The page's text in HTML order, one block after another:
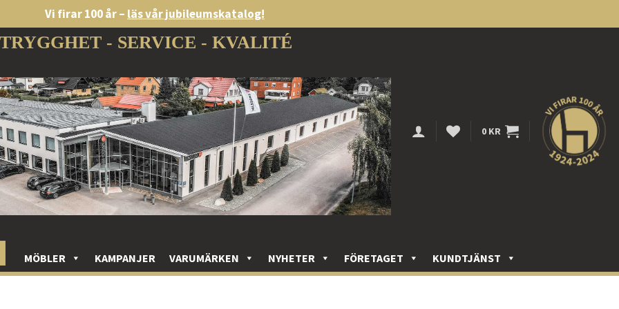
Vi firar 100 år – läs vår jubileumskatalog!
TRYGGHET - SERVICE - KVALITÉ
0 KR
MÖBLER KAMPANJER VARUMÄRKEN NYHETER FÖRETAGET KUNDTJÄNST